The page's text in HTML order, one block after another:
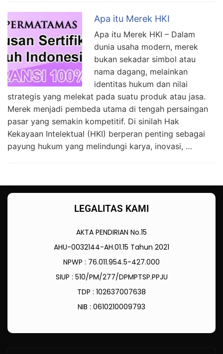
Apa itu Merek HKI
Apa itu Merek HKI – Dalam
dunia usaha modern, merek
bukan sekadar simbol atau
nama dagang, melainkan
identitas hukum dan nilai
strategis yang melekat pada suatu produk atau jasa.
Merek menjadi pembeda utama di tengah persaingan
pasar yang semakin kompetitif. Di sinilah Hak
Kekayaan Intelektual (HKI) berperan penting sebagai
payung hukum yang melindungi karya, inovasi, …
LEGALITAS KAMI
AKTA PENDIRIAN No.15
AHU-0032144-AH.01.15 Tahun 2021
NPWP : 76.011.954.5-427.000
SIUP : 510/PM/277/DPMPTSP.PPJU
TDP : 102637007638
NIB : 0610210009793